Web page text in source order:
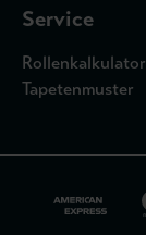
Service
Rollenkalkulator
Tapetenmuster